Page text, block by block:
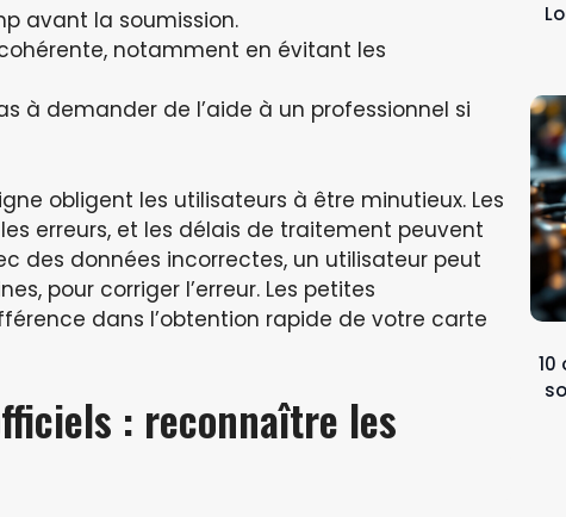
avant la soumission.
notamment en évitant les
à demander de l’aide à un professionnel si
obligent les utilisateurs à être minutieux. Les
erreurs, et les délais de traitement peuvent
des données incorrectes, un utilisateur peut
pour corriger l’erreur. Les petites
dans l’obtention rapide de votre carte
: reconnaître les